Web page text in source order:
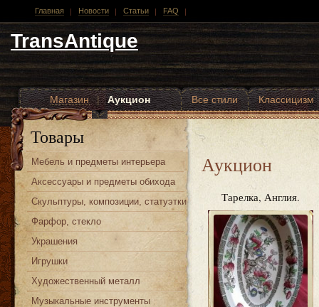
Главная Новости Статьи FAQ
TransAntique
Магазин | Аукцион Все стили
Классицизм
Другие стили
Товары
Мебель и предметы интерьера
Аксессуары и предметы обихода
Скульптуры, композиции, статуэтки
Фарфор, стекло
Украшения
Игрушки
Художественный металл
Музыкальные инструменты
Аукцион
Тарелка, Англия.